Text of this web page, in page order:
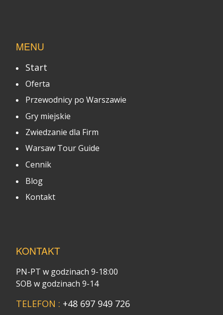
MENU
Start
Oferta
Przewodnicy po Warszawie
Gry miejskie
Zwiedzanie dla Firm
Warsaw Tour Guide
Cennik
Blog
Kontakt
KONTAKT
PN-PT w godzinach 9-18:00
SOB w godzinach 9-14
TELEFON : +48 697 949 726